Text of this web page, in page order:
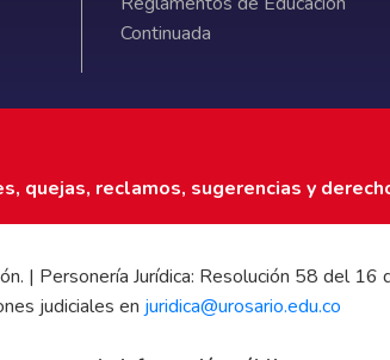
Continuada
quejas, reclamos, sugerencias y
| Personería Jurídica: Resolución 58 del
judiciales en juridica@urosario.edu.co